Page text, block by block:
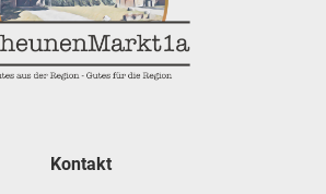
Kontakt